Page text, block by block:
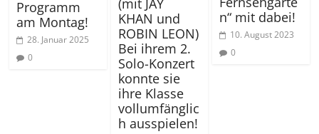
Programm
am Montag!
28. Januar 2025
0
(mit JAY
KHAN und
ROBIN LEON)
Bei ihrem 2.
Solo-Konzert
konnte sie
ihre Klasse
vollumfänglic
h ausspielen!
n“ mit dabei!
10. August 2023
0